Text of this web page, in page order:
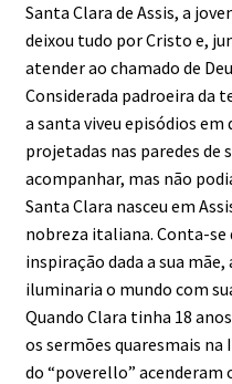
Santa Clara de Assis, a
deixou tudo por Cristo e,
atender ao chamado de
Considerada padroeira da
a santa viveu episódios em
projetadas nas paredes de
acompanhar, mas não
Santa Clara nasceu em
nobreza italiana. Conta-se
inspiração dada a sua
iluminaria o mundo com
Quando Clara tinha 18
os sermões quaresmais na
do “poverello” acenderam